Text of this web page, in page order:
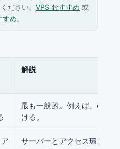
ださい。 VPS おすすめ 或
すめ。
解説
最も一般的。例えば、
ける。
サーバーとアクセス環境が